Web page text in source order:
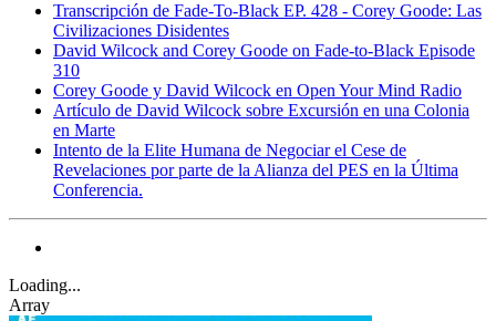
Transcripción de Fade-To-Black EP. 428 - Corey Goode: Las
Civilizaciones Disidentes
David Wilcock and Corey Goode on Fade-to-Black Episode
310
Corey Goode y David Wilcock en Open Your Mind Radio
Artículo de David Wilcock sobre Excursión en una Colonia
en Marte
Intento de la Elite Humana de Negociar el Cese de
Revelaciones por parte de la Alianza del PES en la Última
Conferencia.
Loading...
Array